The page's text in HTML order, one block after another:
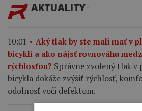
AKTUALITY
10:01
Aký tlak by ste mali mať v
bicykli a ako nájsť rovnováhu
rýchlosťou? Správne zvolený tlak v
bicykla dokáže zvýšiť rýchlosť,
odolnosť voči defektom.